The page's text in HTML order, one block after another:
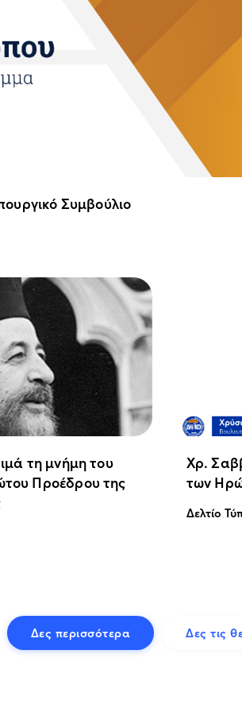
Συμβούλιο
τη μνήμη του
Προέδρου της
Χρ.
των
Δελτίο
Δες περισσότερα Δες τις